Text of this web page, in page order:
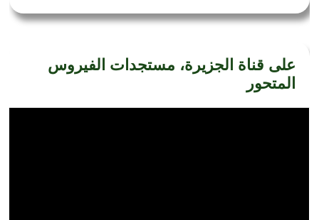
على قناة الجزيرة، مستجدات الفيروس
المتحور